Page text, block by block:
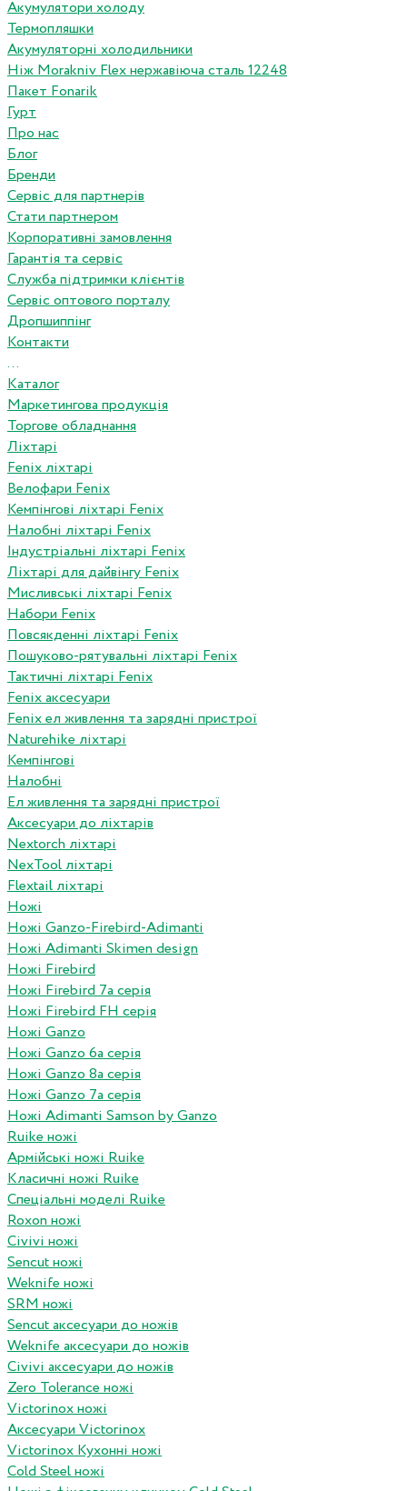
Акумулятори холоду
Термопляшки
Акумуляторні холодильники
Ніж Morakniv Flex нержавіюча сталь 12248
Пакет Fonarik
Гурт
Про нас
Блог
Бренди
Сервіс для партнерів
Стати партнером
Корпоративні замовлення
Гарантія та сервіс
Служба підтримки клієнтів
Сервіс оптового порталу
Дропшиппінг
Контакти
...
Каталог
Маркетингова продукція
Торгове обладнання
Ліхтарі
Fenix ліхтарі
Велофари Fenix
Кемпінгові ліхтарі Fenix
Налобні ліхтарі Fenix
Індустріальні ліхтарі Fenix
Ліхтарі для дайвінгу Fenix
Мисливські ліхтарі Fenix
Набори Fenix
Повсякденні ліхтарі Fenix
Пошуково-рятувальні ліхтарі Fenix
Тактичні ліхтарі Fenix
Fenix аксесуари
Fenix ел живлення та зарядні пристрої
Naturehike ліхтарі
Кемпінгові
Налобні
Ел живлення та зарядні пристрої
Аксесуари до ліхтарів
Nextorch ліхтарі
NexTool ліхтарі
Flextail ліхтарі
Ножі
Ножі Ganzo-Firebird-Adimanti
Ножі Adimanti Skimen design
Ножі Firebird
Ножі Firebird 7а серія
Ножі Firebird FH серія
Ножі Ganzo
Ножі Ganzo 6а серія
Ножі Ganzo 8а серія
Ножі Ganzo 7а серія
Ножі Adimanti Samson by Ganzo
Ruike ножі
Армійські ножі Ruike
Класичні ножі Ruike
Спеціальні моделі Ruike
Roxon ножi
Civivi ножі
Sencut ножі
Weknife ножі
SRM ножі
Sencut аксесуари до ножів
Weknife аксесуари до ножів
Civivi аксесуари до ножів
Zero Tolerance ножі
Victorinox ножі
Аксесуари Victorinox
Victorinox Кухонні ножі
Cold Steel ножі